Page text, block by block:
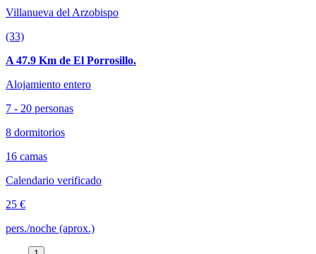
Villanueva del Arzobispo
(33)
A 47.9 Km de El Porrosillo.
Alojamiento entero
7 - 20 personas
8 dormitorios
16 camas
Calendario verificado
25 €
pers./noche (aprox.)